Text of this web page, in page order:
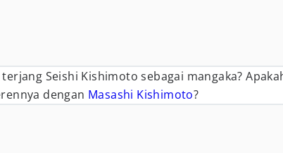
Seishi Kishimoto sebagai mangaka?
dengan Masashi Kishimoto?